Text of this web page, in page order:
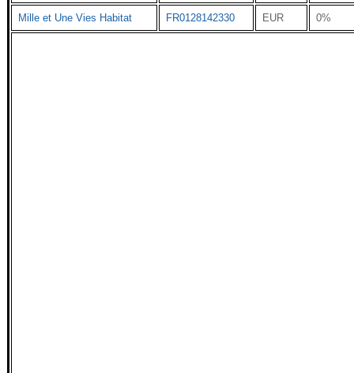
Mille et Une Vies Habitat FR0128142330 EUR 0%